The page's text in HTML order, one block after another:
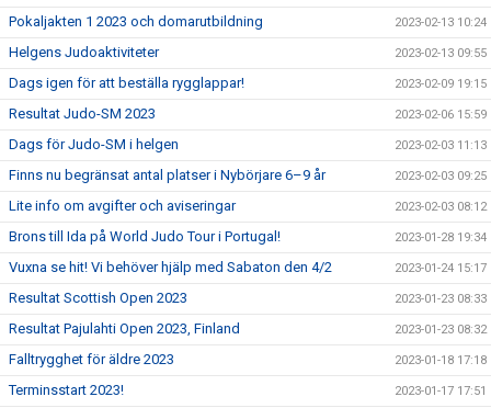
Pokaljakten 1 2023 och domarutbildning 2023-02-13 10:24
Helgens Judoaktiviteter 2023-02-13 09:55
Dags igen för att beställa rygglappar! 2023-02-09 19:15
Resultat Judo-SM 2023 2023-02-06 15:59
Dags för Judo-SM i helgen 2023-02-03 11:13
Finns nu begränsat antal platser i Nybörjare 6–9 år 2023-02-03 09:25
Lite info om avgifter och aviseringar 2023-02-03 08:12
Brons till Ida på World Judo Tour i Portugal! 2023-01-28 19:34
Vuxna se hit! Vi behöver hjälp med Sabaton den 4/2 2023-01-24 15:17
Resultat Scottish Open 2023 2023-01-23 08:33
Resultat Pajulahti Open 2023, Finland 2023-01-23 08:32
Falltrygghet för äldre 2023 2023-01-18 17:18
Terminsstart 2023! 2023-01-17 17:51